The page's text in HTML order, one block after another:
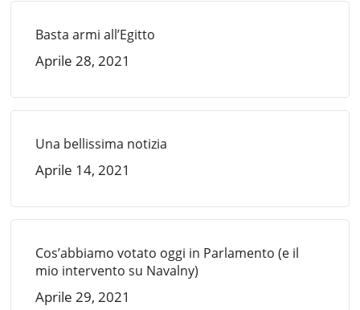
Basta armi all’Egitto
Aprile 28, 2021
Una bellissima notizia
Aprile 14, 2021
Cos’abbiamo votato oggi in Parlamento (e il
mio intervento su Navalny)
Aprile 29, 2021